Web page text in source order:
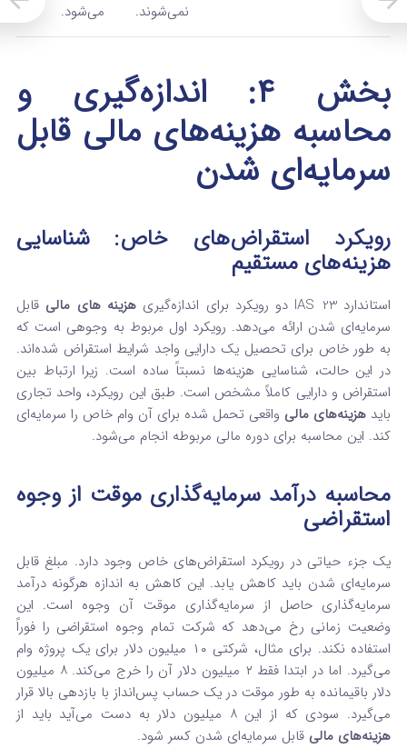
نمی‌شوند.
می‌شود.
بخش ۴: اندازه‌گیری و
محاسبه هزینه‌های مالی قابل
سرمایه‌ای شدن
رویکرد استقراض‌های خاص: شناسایی
هزینه‌های مستقیم
استاندارد IAS 23 دو رویکرد برای اندازه‌گیری هزینه‌ های مالی قابل
سرمایه‌ای شدن ارائه می‌دهد. رویکرد اول مربوط به وجوهی است که
به طور خاص برای تحصیل یک دارایی واجد شرایط استقراض شده‌اند.
در این حالت، شناسایی هزینه‌ها نسبتاً ساده است. زیرا ارتباط بین
استقراض و دارایی کاملاً مشخص است. طبق این رویکرد، واحد تجاری
باید هزینه‌های مالی واقعی تحمل شده برای آن وام خاص را سرمایه‌ای
کند. این محاسبه برای دوره مالی مربوطه انجام می‌شود.
محاسبه درآمد سرمایه‌گذاری موقت از وجوه
استقراضی
یک جزء حیاتی در رویکرد استقراض‌های خاص وجود دارد. مبلغ قابل
سرمایه‌ای شدن باید کاهش یابد. این کاهش به اندازه هرگونه درآمد
سرمایه‌گذاری حاصل از سرمایه‌گذاری موقت آن وجوه است. این
وضعیت زمانی رخ می‌دهد که شرکت تمام وجوه استقراضی را فوراً
استفاده نکند. برای مثال، شرکتی ۱۰ میلیون دلار برای یک پروژه وام
می‌گیرد. اما در ابتدا فقط ۲ میلیون دلار آن را خرج می‌کند. ۸ میلیون
دلار باقیمانده به طور موقت در یک حساب پس‌انداز با بازدهی بالا قرار
می‌گیرد. سودی که از این ۸ میلیون دلار به دست می‌آید باید از
هزینه‌های مالی قابل سرمایه‌ای شدن کسر شود.